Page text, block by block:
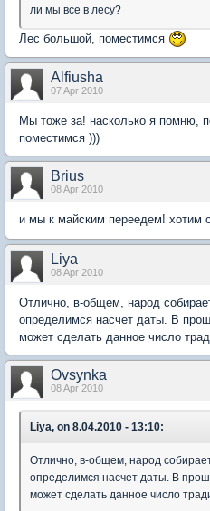
ли мы все в лесу?
Лес большой, поместимся
Alfiusha
07 Apr 2010
Мы тоже за! насколько я помню,
поместимся )))
Brius
08 Apr 2010
и мы к майским переедем!
Liya
08 Apr 2010
Отлично, в-общем, народ
определимся насчет даты. В
может сделать данное число
Ovsynka
08 Apr 2010
Liya, on 8.04.2010 - 13:10:
Отлично, в-общем, народ
определимся насчет даты. В
может сделать данное число